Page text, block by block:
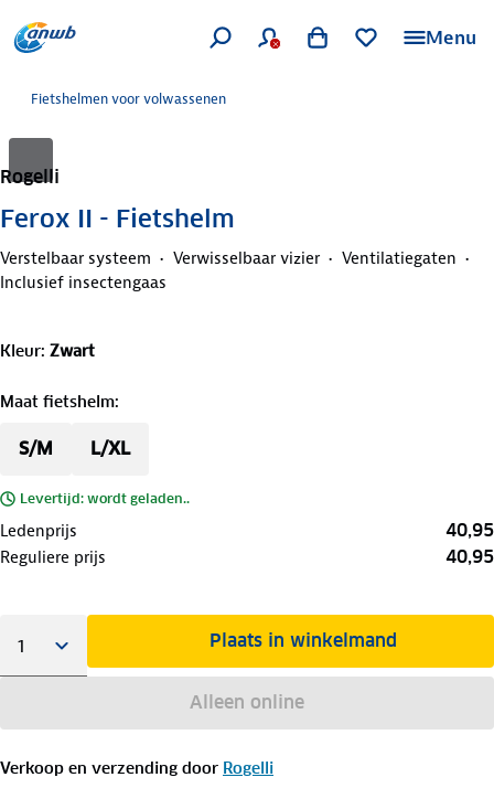
Menu
Fietshelmen voor volwassenen
Rogelli
Ferox II - Fietshelm
Verstelbaar systeem Verwisselbaar vizier
Ventilatiegaten
Inclusief insectengaas
Kleur: Zwart
Maat fietshelm:
S/M L/XL
Levertijd: wordt geladen..
Ledenprijs 40,95
Reguliere prijs 40,95
Plaats in winkelmand
Alleen online
Verkoop en verzending door Rogelli